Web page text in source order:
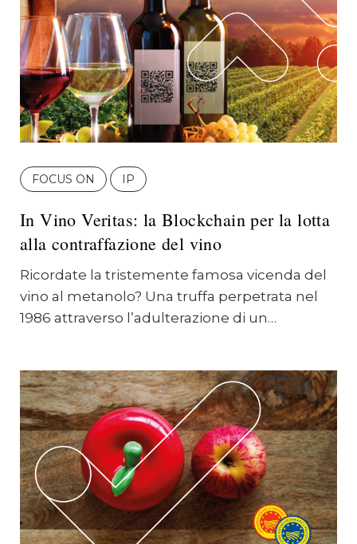
FOCUS ON IP
In Vino Veritas: la Blockchain per la lotta
alla contraffazione del vino
Ricordate la tristemente famosa vicenda del
vino al metanolo? Una truffa perpetrata nel
1986 attraverso l’adulterazione di un…